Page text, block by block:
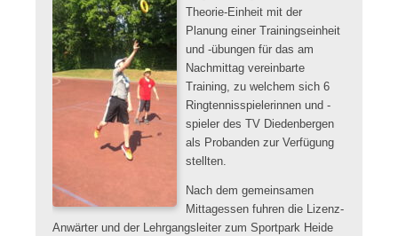
Theorie-Einheit mit der
Planung einer Trainingseinheit
und -übungen für das am
Nachmittag vereinbarte
Training, zu welchem sich 6
Ringtennisspielerinnen und -
spieler des TV Diedenbergen
als Probanden zur Verfügung
stellten.
Nach dem gemeinsamen
Mittagessen fuhren die Lizenz-
Anwärter und der Lehrgangsleiter zum Sportpark Heide